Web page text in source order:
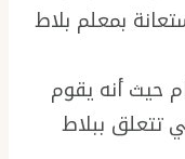
بمعلم بلاط
حيث أنه يقوم
تتعلق ببلاط